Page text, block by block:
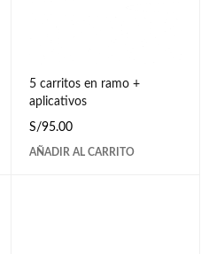
5 carritos en ramo +
aplicativos
S/95.00
AÑADIR AL CARRITO